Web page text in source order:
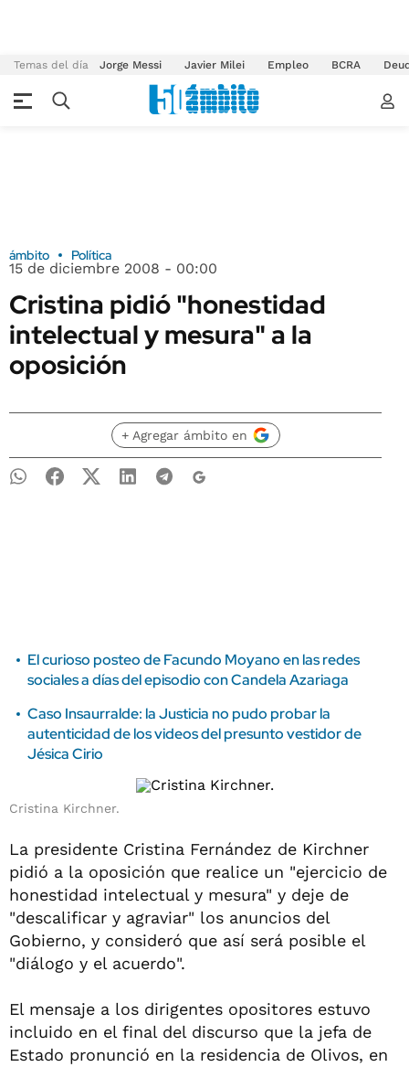
Temas del día Jorge Messi Javier Milei Empleo BCRA
ámbito Política
15 de diciembre 2008 - 00:00
Cristina pidió "honestidad
intelectual y mesura" a la
oposición
+ Agregar ámbito en
El curioso posteo de Facundo Moyano en las redes
sociales a días del episodio con Candela Azariaga
Caso Insaurralde: la Justicia no pudo probar la
autenticidad de los videos del presunto vestidor de
Jésica Cirio
Cristina Kirchner.
La presidente Cristina Fernández de Kirchner
pidió a la oposición que realice un "ejercicio de
honestidad intelectual y mesura" y deje de
"descalificar y agraviar" los anuncios del
Gobierno, y consideró que así será posible el
"diálogo y el acuerdo".
El mensaje a los dirigentes opositores estuvo
incluido en el final del discurso que la jefa de
Estado pronunció en la residencia de Olivos, en